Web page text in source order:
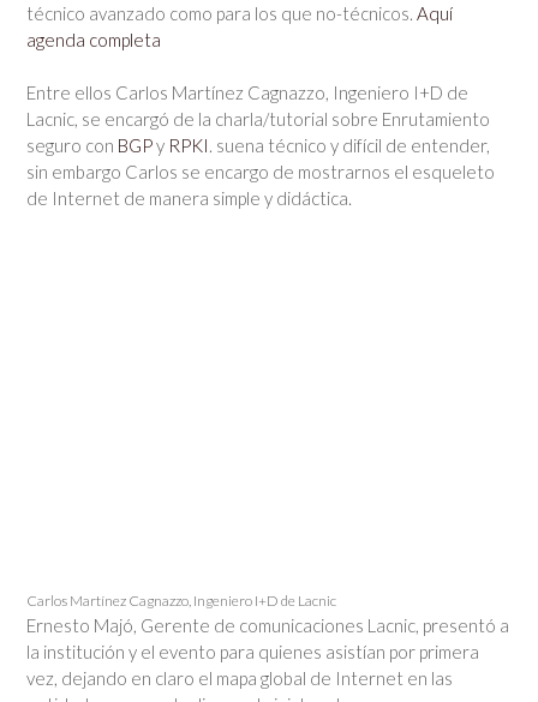
técnico avanzado como para los que no-técnicos. Aquí
agenda completa
Entre ellos Carlos Martínez Cagnazzo, Ingeniero I+D de
Lacnic, se encargó de la charla/tutorial sobre Enrutamiento
seguro con BGPy RPKI. suena técnico y difícil de entender,
sin embargo Carlos se encargo de mostrarnos el esqueleto
de Internet de manera simple y didáctica.
Carlos Martínez Cagnazzo, Ingeniero I+D de Lacnic
Ernesto Majó, Gerente de comunicaciones Lacnic, presentó a
la institución y el evento para quienes asistían por primera
vez, dejando en claro el mapa global de Internet en las